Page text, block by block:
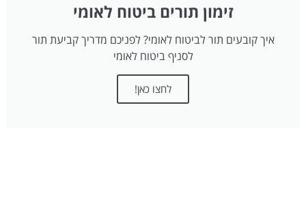
זימון תורים ביטוח לאומי
איך קובעים תור לביטוח לאומי? לפניכם מדריך קביעת תור
לסניף ביטוח לאומי
לחצו כאן!